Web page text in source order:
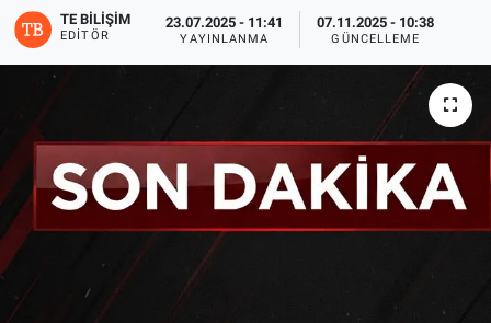
TE BILIŞIM
EDITÖR
23.07.2025 - 11:41
YAYINLANMA
07.11.2025 - 10:38
GÜNCELLEME